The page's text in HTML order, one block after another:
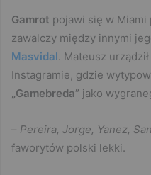
Gamrot pojawi się w Miami
zawalczy między innymi
Masvidal. Mateusz
Instagramie, gdzie
„Gamebreda” jako
– Pereira, Jorge, Yanez,
faworytów polski lekki.